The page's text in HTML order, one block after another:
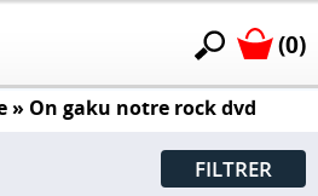
(0)
» On gaku notre rock dvd
FILTRER